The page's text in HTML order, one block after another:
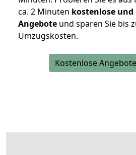
ca. 2 Minuten kostenlose
Angebote und sparen Sie bis
Umzugskosten.
Kostenlose